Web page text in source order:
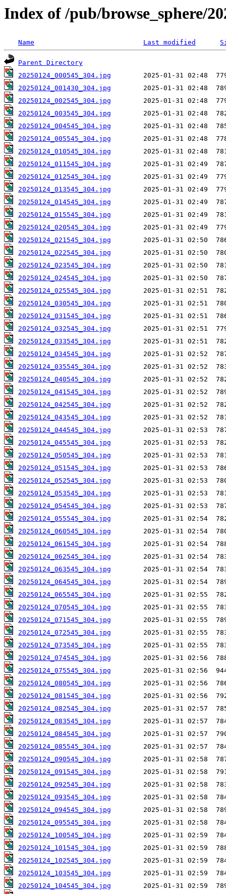
Index of /pub/browse_sphere/
Name Last modified
Parent Directory
20250124_000545_304.jpg
20250124_001430_304.jpg
20250124_002545_304.jpg
20250124_003545_304.jpg
20250124_004545_304.jpg
20250124_005545_304.jpg
20250124_010545_304.jpg
20250124_011545_304.jpg
20250124_012545_304.jpg
20250124_013545_304.jpg
20250124_014545_304.jpg
20250124_015545_304.jpg
20250124_020545_304.jpg
20250124_021545_304.jpg
20250124_022545_304.jpg
20250124_023545_304.jpg
20250124_024545_304.jpg
20250124_025545_304.jpg
20250124_030545_304.jpg
20250124_031545_304.jpg
20250124_032545_304.jpg
20250124_033545_304.jpg
20250124_034545_304.jpg
20250124_035545_304.jpg
20250124_040545_304.jpg
20250124_041545_304.jpg
20250124_042545_304.jpg
20250124_043545_304.jpg
20250124_044545_304.jpg
20250124_045545_304.jpg
20250124_050545_304.jpg
20250124_051545_304.jpg
20250124_052545_304.jpg
20250124_053545_304.jpg
20250124_054545_304.jpg
20250124_055545_304.jpg
20250124_060545_304.jpg
20250124_061545_304.jpg
20250124_062545_304.jpg
20250124_063545_304.jpg
20250124_064545_304.jpg
20250124_065545_304.jpg
20250124_070545_304.jpg
20250124_071545_304.jpg
20250124_072545_304.jpg
20250124_073545_304.jpg
20250124_074545_304.jpg
20250124_075545_304.jpg
20250124_080545_304.jpg
20250124_081545_304.jpg
20250124_082545_304.jpg
20250124_083545_304.jpg
20250124_084545_304.jpg
20250124_085545_304.jpg
20250124_090545_304.jpg
20250124_091545_304.jpg
20250124_092545_304.jpg
20250124_093545_304.jpg
20250124_094545_304.jpg
20250124_095545_304.jpg
20250124_100545_304.jpg
20250124_101545_304.jpg
20250124_102545_304.jpg
20250124_103545_304.jpg
20250124_104545_304.jpg